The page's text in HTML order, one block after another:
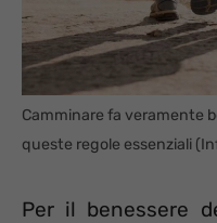
Camminare fa veramente
queste regole essenziali
Per il benessere